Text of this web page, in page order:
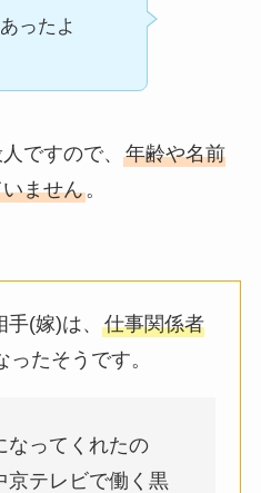
ったよ
ですので、 年齢や名前
ません。
手(嫁)は、仕事関係者
ったそうです。
なってくれたの
京テレビで働く黒